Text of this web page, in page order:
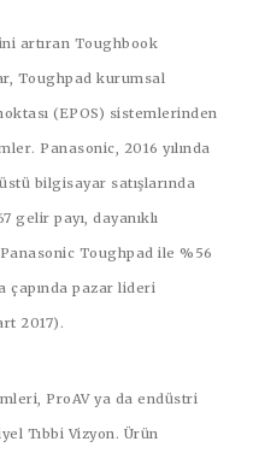
artıran Toughbook
Toughpad kurumsal
(EPOS) sistemlerinden
. Panasonic, 2016 yılında
bilgisayar satışlarında
gelir payı, dayanıklı
Toughpad ile %56
çapında pazar lideri
2017).
ProAV ya da endüstri
Tıbbi Vizyon. Ürün